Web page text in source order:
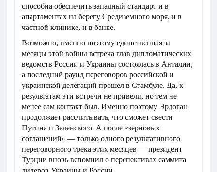
способна обеспечить западный стандарт и в
апартаментах на берегу Средиземного моря, и в
частной клинике, и в банке.
Возможно, именно поэтому единственная за
месяцы этой войны встреча глав дипломатических
ведомств России и Украины состоялась в Анталии,
а последний раунд переговоров российской и
украинской делегаций прошел в Стамбуле. Да, к
результатам эти встречи не привели, но тем не
менее сам контакт был. Именно поэтому Эрдоган
продолжает рассчитывать, что сможет свести
Путина и Зеленского. А после «зерновых
соглашений» — только одного результативного
переговорного трека этих месяцев — президент
Турции вновь вспомнил о перспективах саммита